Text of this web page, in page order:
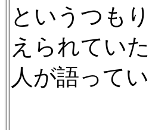
というつも
えられてい
人が語って